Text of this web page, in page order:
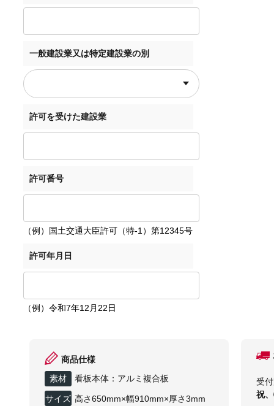
一般建設業又は特定建設業の別
許可を受けた建設業
許可番号
（例）国土交通大臣許可（特-1）第12345号
許可年月日
（例）令和7年12月22日
受
祝
商品仕様
素材
看板本体：アルミ複合板
サイズ 高さ650mm×幅910mm×厚さ3mm